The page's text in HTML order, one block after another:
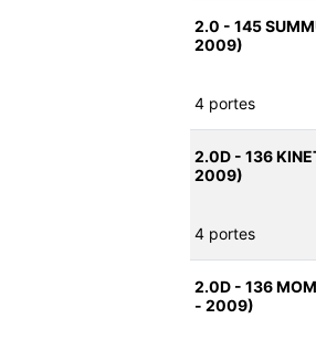
2.0 - 145
2009)
4 portes
2.0D - 136
2009)
4 portes
2.0D - 136
- 2009)